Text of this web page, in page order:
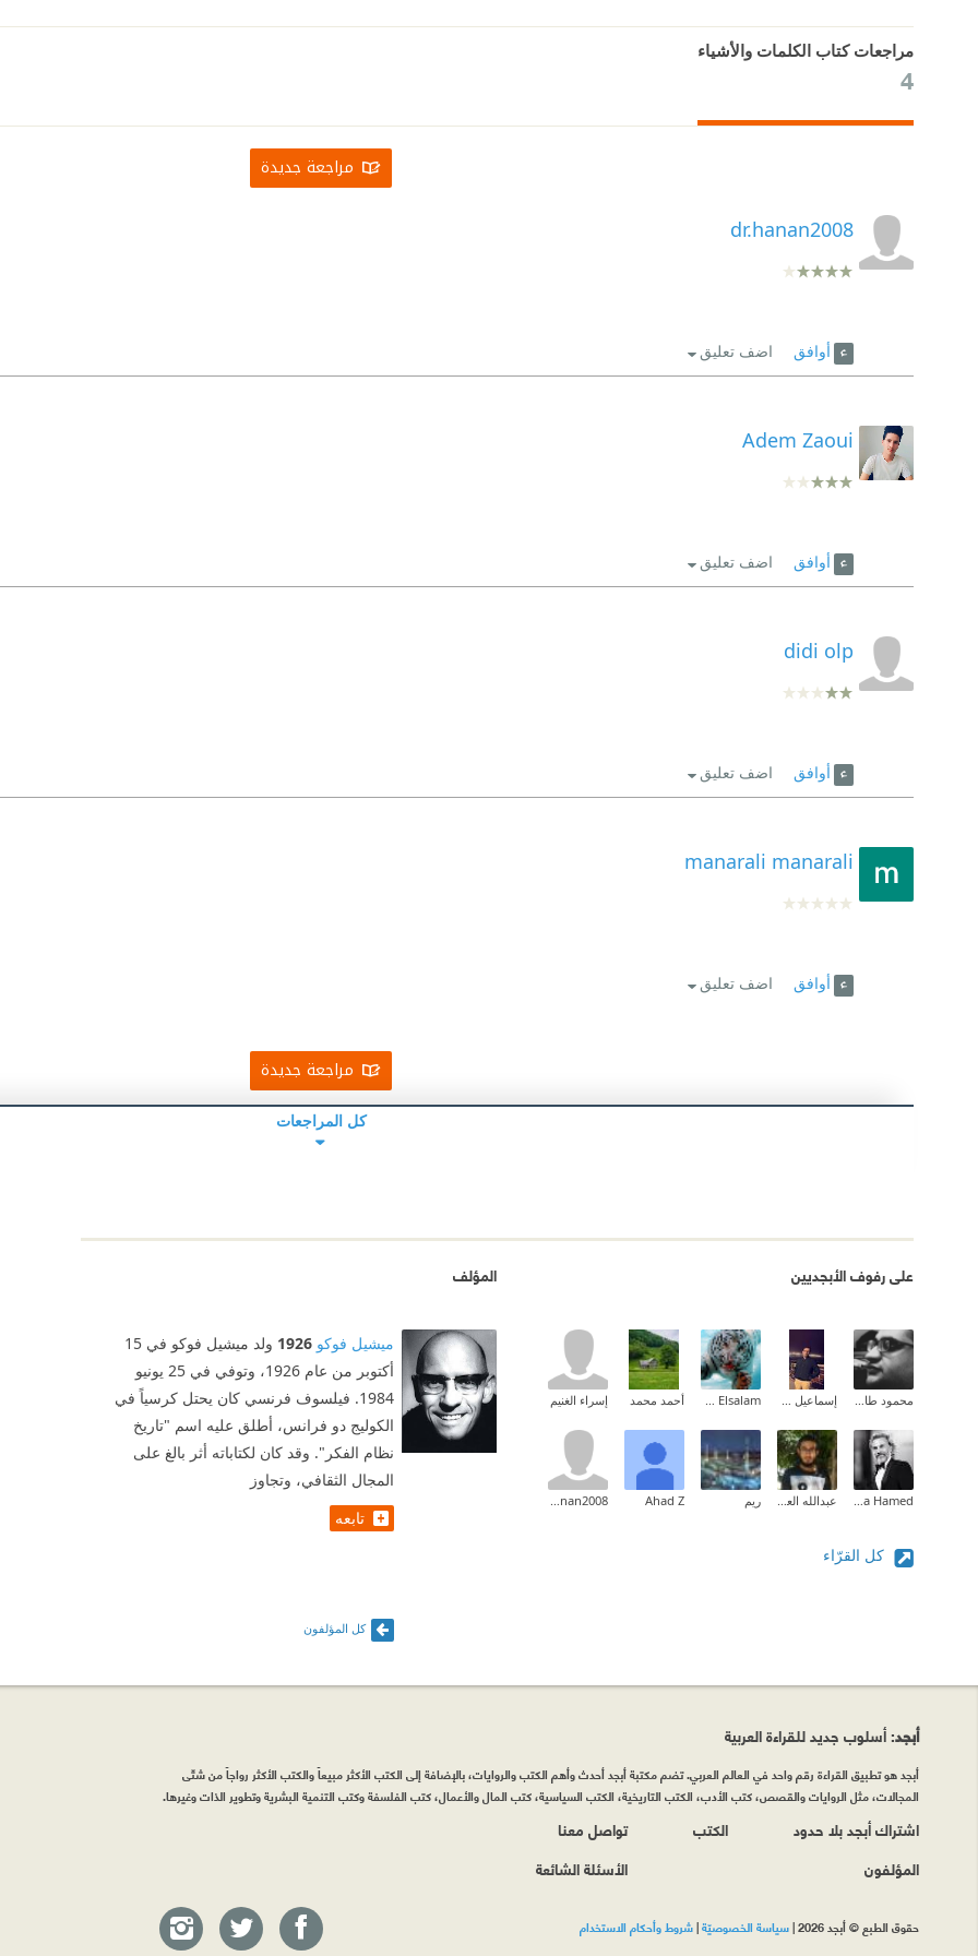
مراجعات كتاب الكلمات والأشياء
4
مراجعة جديدة
dr.hanan2008
أوافق اضف تعليق
Adem Zaoui
أوافق اضف تعليق
didi olp
أوافق اضف تعليق
manarali manarali
أوافق اضف تعليق
مراجعة جديدة
كل المراجعات
على رفوف الأبجديين
محمود طارق إبراهيم إسماعيل عبد الله Ehab Mohammed Abd Elsalam أحمد محمد إسراء الغنيم
Mustafa Hamed عبدالله العبدلي ريم Ahad Z
dr.hanan2008
كل القرّاء
المؤلف
ميشيل فوكو 1926
ولد ميشيل فوكو في 15
أكتوبر من عام 1926، وتوفي في 25 يونيو
1984. فيلسوف فرنسي كان يحتل كرسياً في
الكوليج دو فرانس، أطلق عليه اسم "تاريخ
نظام الفكر". وقد كان لكتاباته أثر بالغ على
المجال الثقافي، وتجاوز
تابعه
كل المؤلفون
أبجد: أسلوب جديد للقراءة العربية
أبجد هو تطبيق القراءة رقم واحد في العالم العربي. تضم مكتبة أبجد أحدث وأهم الكتب والروايات، بالإضافة إلى الكتب الأكثر مبيعاً والكتب الأكثر رواجاً من شتّى
المجالات، مثل الروايات والقصص، كتب الأدب، الكتب التاريخية، الكتب السياسية، كتب المال والأعمال، كتب الفلسفة وكتب التنمية البشرية وتطوير الذات وغيرها.
اشتراك أبجد بلا حدود
المؤلفون
الكتب
تواصل معنا
الأسئلة الشائعة
حقوق الطبع © أبجد 2026 |سياسة الخصوصيّة|شروط وأحكام الاستخدام